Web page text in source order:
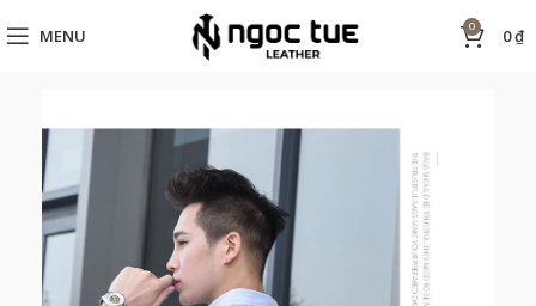
MENU 0 0₫